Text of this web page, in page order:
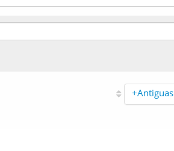
+Antiguas